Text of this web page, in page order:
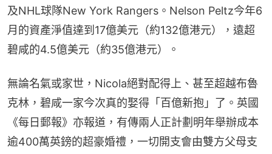
及NHL球隊New York Rangers。Nelson Peltz今年6
月的資產淨值達到17億美元（約132億港元），遠超
碧咸的4.5億美元（約35億港元）。
無論名氣或家世，Nicola絕對配得上、甚至超越布魯
克林，碧咸一家今次真的娶得「百億新抱」了。英國
《每日郵報》亦報道，有傳兩人正計劃明年舉辦成本
逾400萬英鎊的超豪婚禮，一切開支會由雙方父母支